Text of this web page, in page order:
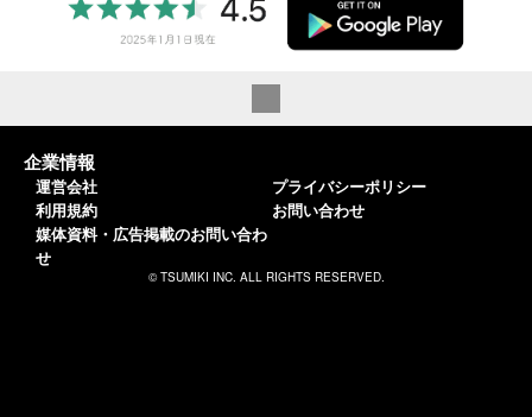
企業情報
運営会社
利用規約
媒体資料・広告掲載のお問い合わ
せ
プライバシーポリシー
お問い合わせ
© TSUMIKI INC. ALL RIGHTS RESERVED.